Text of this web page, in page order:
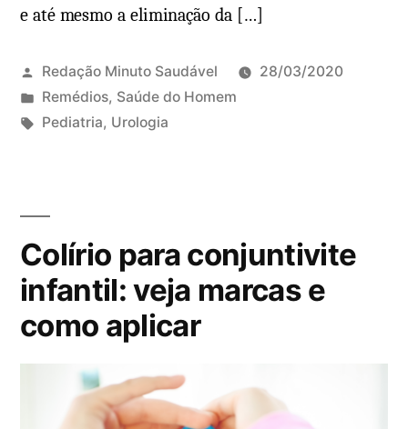
e até mesmo a eliminação da […]
Redação Minuto Saudável
28/03/2020
P
u
a
o
e
Remédios, Saúde do Homem
T
Pediatria, Urologia
e
m
c
Colírio para conjuntivite
infantil: veja marcas e
como aplicar